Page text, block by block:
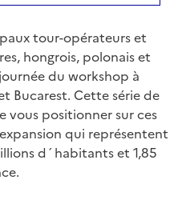
tour-opérateurs et
hongrois, polonais et
du workshop à
Bucarest. Cette série de
vous positionner sur ces
qui représentent
d´habitants et 1,85